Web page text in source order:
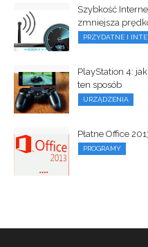
Szybkość
zmniejsza
PRZYDATNE I
PlayStation 4:
ten sposób
URZĄDZENIA
Płatne Office
PROGRAMY